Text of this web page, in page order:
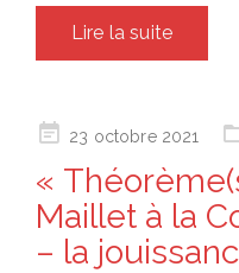
Lire la suite
Posted23 octobre 2021
«
Maillet à la
– la